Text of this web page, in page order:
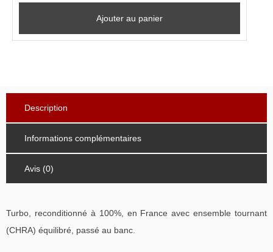
Ajouter au panier
Description
Informations complémentaires
Avis (0)
Turbo, reconditionné à 100%, en France avec ensemble tournant
(CHRA) équilibré, passé au banc.